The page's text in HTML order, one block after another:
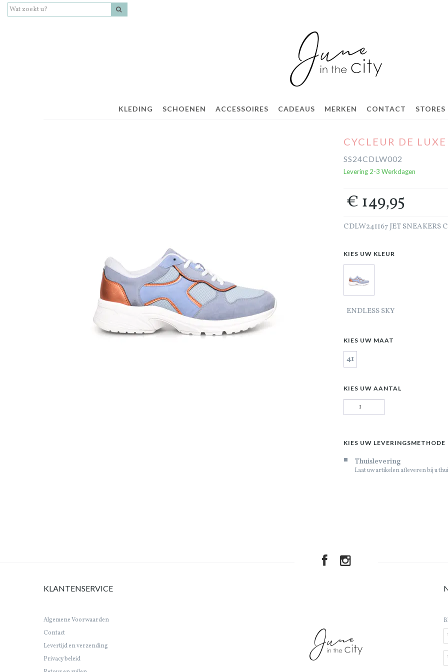
KLEDING SCHOENEN ACCESSOIRES CADEAUS MERKEN CONTACT STORES
CYCLEUR DE
SS24CDLW002
Levering 2-3 Werkdagen
€ 149,95
CDLW241167 JET SNEAKERS
KIES UW KLEUR
ENDLESS SKY
KIES UW MAAT
41
KIES UW AANTAL
KIES UW LEVERINGSMETHODE
Thuislevering
Laat uw artikelen afleveren bij u
KLANTENSERVICE
Algemene Voorwaarden
Contact
Levertijd en verzending
Privacy beleid